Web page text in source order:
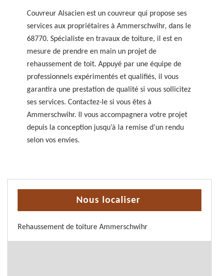
Couvreur Alsacien est un couvreur qui propose ses
services aux propriétaires à Ammerschwihr, dans le
68770. Spécialiste en travaux de toiture, il est en
mesure de prendre en main un projet de
rehaussement de toit. Appuyé par une équipe de
professionnels expérimentés et qualifiés, il vous
garantira une prestation de qualité si vous sollicitez
ses services. Contactez-le si vous êtes à
Ammerschwihr. Il vous accompagnera votre projet
depuis la conception jusqu’à la remise d’un rendu
selon vos envies.
Nous localiser
Rehaussement de toiture Ammerschwihr